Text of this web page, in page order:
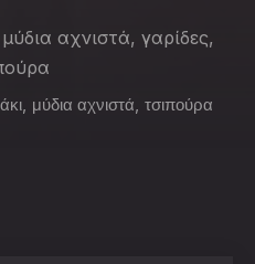
αχνιστά, γαρίδες,
, μύδια αχνιστά, τσιπούρα